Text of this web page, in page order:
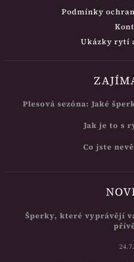
Podmínky
Ukázky rytí
Plesová sezóna: Jaké
Jak je to s
Co jste
Šperky, které vyprávějí